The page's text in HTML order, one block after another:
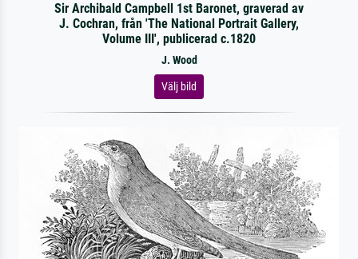
Sir Archibald Campbell 1st Baronet, graverad av
J. Cochran, från 'The National Portrait Gallery,
Volume III', publicerad c.1820
J. Wood
Välj bild